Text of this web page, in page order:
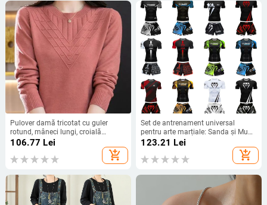
Pulover damă tricotat cu guler
rotund, mâneci lungi, croială
normală, amestec din fibre de bază
106.77 Lei
add_shopping_cart
Set de antrenament universal
pentru arte marțiale: Sanda și Muay
Thai, tricou cu mânecă scurtă și
pantaloni scurți, set din două piese
123.21 Lei
add_shopping_cart